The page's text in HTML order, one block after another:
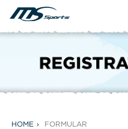
HOME FORMULAR